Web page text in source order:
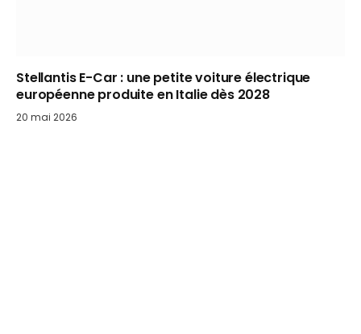
Stellantis E-Car : une petite voiture électrique
européenne produite en Italie dès 2028
20 mai 2026